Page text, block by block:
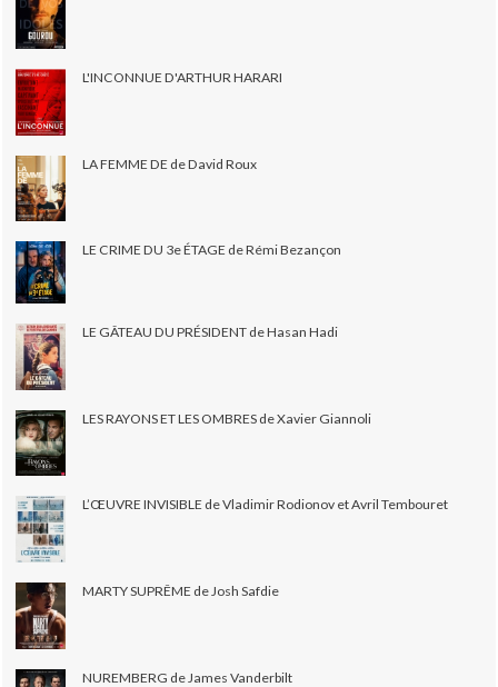
L'INCONNUE D'ARTHUR HARARI
LA FEMME DE de David Roux
LE CRIME DU 3e ÉTAGE de Rémi Bezançon
LE GÂTEAU DU PRÉSIDENT de Hasan Hadi
LES RAYONS ET LES OMBRES de Xavier Giannoli
L’ŒUVRE INVISIBLE de Vladimir Rodionov et Avril Tembouret
MARTY SUPRÊME de Josh Safdie
NUREMBERG de James Vanderbilt